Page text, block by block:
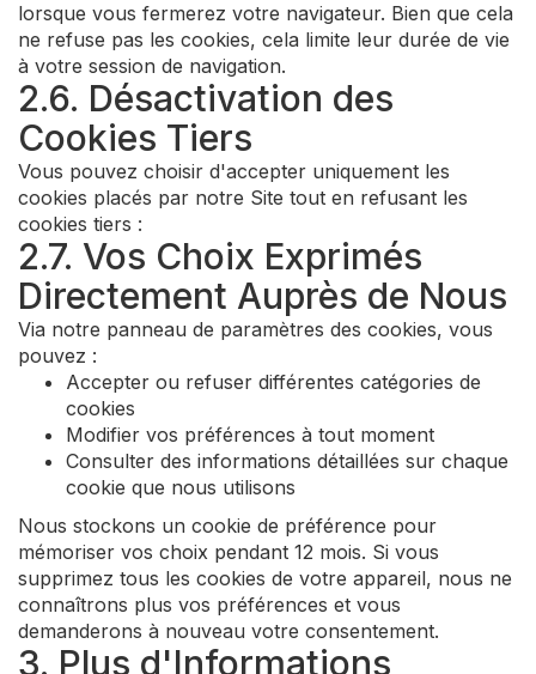
lorsque vous fermerez votre navigateur. Bien que cela
ne refuse pas les cookies, cela limite leur durée de vie
à votre session de navigation.
2.6. Désactivation des
Cookies Tiers
Vous pouvez choisir d'accepter uniquement les
cookies placés par notre Site tout en refusant les
cookies tiers :
2.7. Vos Choix Exprimés
Directement Auprès de Nous
Via notre panneau de paramètres des cookies, vous
pouvez :
Accepter ou refuser différentes catégories de
cookies
Modifier vos préférences à tout moment
Consulter des informations détaillées sur chaque
cookie que nous utilisons
Nous stockons un cookie de préférence pour
mémoriser vos choix pendant 12 mois. Si vous
supprimez tous les cookies de votre appareil, nous ne
connaîtrons plus vos préférences et vous
demanderons à nouveau votre consentement.
3. Plus d'Informations